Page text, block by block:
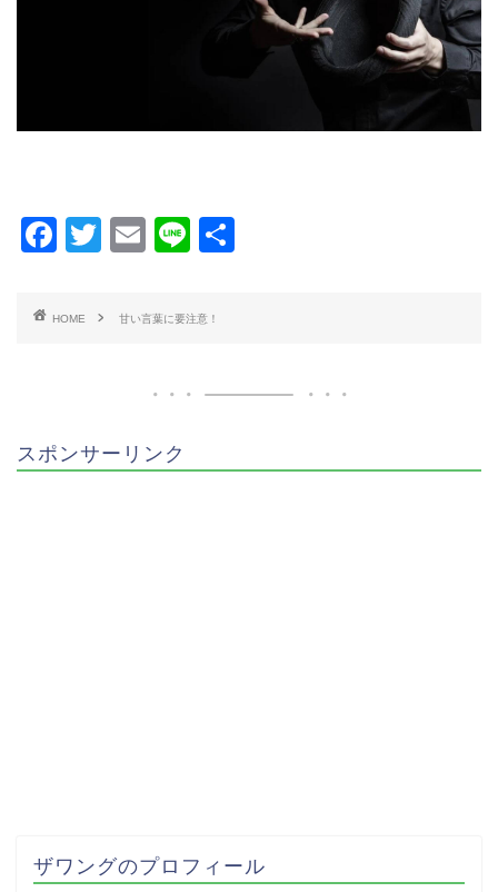
F
c
o
k
T
tt
E
ai
Li
e
HOME 甘い言葉に要注意！
スポンサーリンク
ザワングのプロフィール